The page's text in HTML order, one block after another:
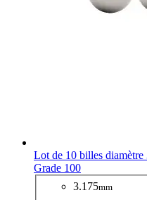
Lot de 10 billes
Grade 100
3.175mm